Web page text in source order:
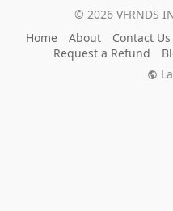
© 2026 VFRNDS
Home
About Contact Us
Request a Refund